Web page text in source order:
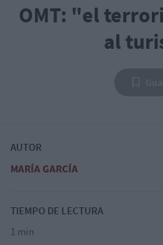
OMT: "el
al
AUTOR
MARÍA GARCÍA
TIEMPO DE LECTURA
1 min